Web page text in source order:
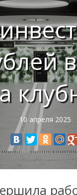
10 апреля 2025